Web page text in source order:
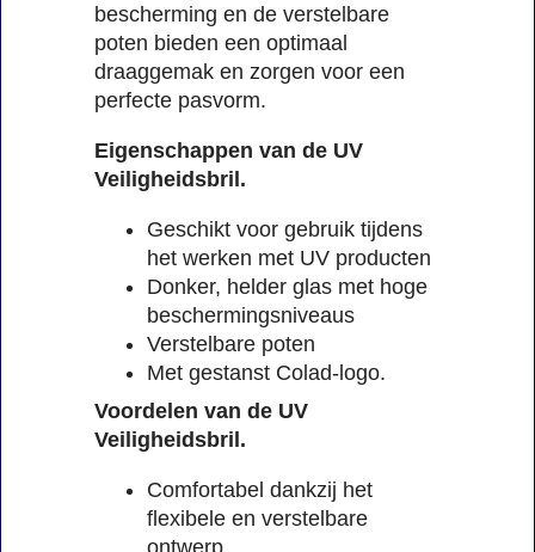
bescherming en de verstelbare
poten bieden een optimaal
draaggemak en zorgen voor een
perfecte pasvorm.
Eigenschappen van de UV
Veiligheidsbril.
Geschikt voor gebruik tijdens
het werken met UV producten
Donker, helder glas met hoge
beschermingsniveaus
Verstelbare poten
Met gestanst Colad-logo.
Voordelen van de UV
Veiligheidsbril.
Comfortabel dankzij het
flexibele en verstelbare
ontwerp.